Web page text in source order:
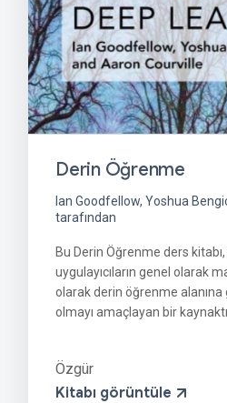
Derin Öğrenme
Ian Goodfellow, Yoshua
tarafından
Bu Derin Öğrenme ders
uygulayıcıların genel olarak
olarak derin öğrenme alanına
olmayı amaçlayan bir
Özgür
Kitabı görüntüle